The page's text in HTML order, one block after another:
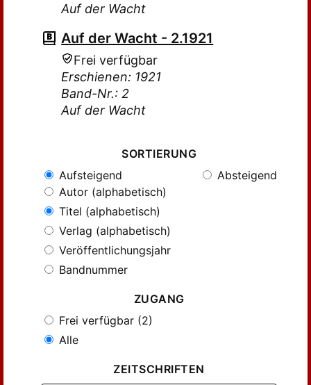
Auf der Wacht
Auf der Wacht - 2.1921
Frei verfügbar
Erschienen: 1921
Band-Nr.: 2
Auf der Wacht
SORTIERUNG
Aufsteigend
Absteigend
Autor (alphabetisch)
Titel (alphabetisch)
Verlag (alphabetisch)
Veröffentlichungsjahr
Bandnummer
ZUGANG
Frei verfügbar (2)
Alle
ZEITSCHRIFTEN